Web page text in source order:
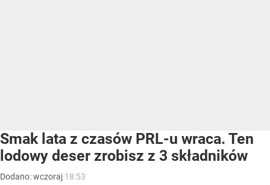
Smak lata z czasów PRL-u wraca. Ten
lodowy deser zrobisz z 3 składników
Dodano:wczoraj 18:53